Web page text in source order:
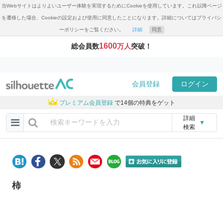
当Webサイトはよりよいユーザー体験を実現するためにCookieを使用しています。これ以降ページ
を遷移した場合、Cookieの設定および使用に同意したことになります。詳細についてはプライバシ
ーポリシーをご覧ください。 詳細 同意
総会員数1600万人突破！
会員登録 ログイン
プレミアム会員登録 で14個の特典をゲット
詳細
検索
▼
柿